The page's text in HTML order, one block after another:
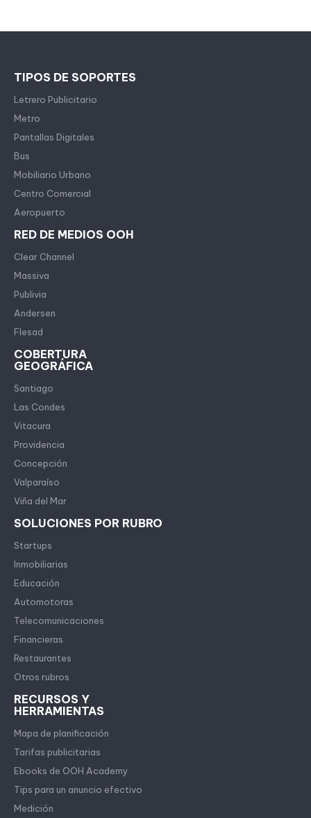
TIPOS DE SOPORTES
Letrero Publicitario
Metro
Pantallas Digitales
Bus
Mobiliario Urbano
Centro Comercial
Aeropuerto
RED DE MEDIOS OOH
Clear Channel
Massiva
Publivia
Andersen
Flesad
COBERTURA
GEOGRÁFICA
Santiago
Las Condes
Vitacura
Providencia
Concepción
Valparaíso
Viña del Mar
SOLUCIONES POR RUBRO
Startups
Inmobiliarias
Educación
Automotoras
Telecomunicaciones
Financieras
Restaurantes
Otros rubros
RECURSOS Y
HERRAMIENTAS
Mapa de planificación
Tarifas publicitarias
Ebooks de OOH Academy
Tips para un anuncio efectivo
Medición